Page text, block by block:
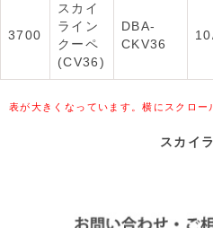
3700
スカイ
ライン
クーペ
(CV36)
DBA-
CKV36
表が大きくなっています。横にスクロー
スカイ